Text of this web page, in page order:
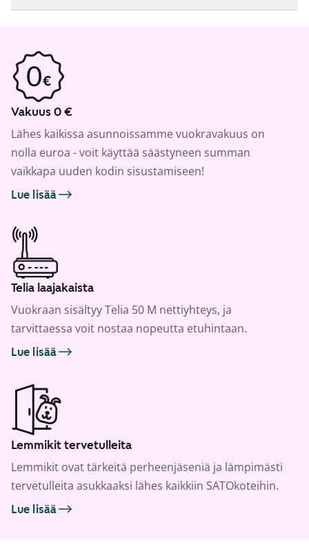
Vakuus 0 €
Lähes kaikissa asunnoissamme vuokravakuus on
nolla euroa - voit käyttää säästyneen summan
vaikkapa uuden kodin sisustamiseen!
Lue lisää
Telia laajakaista
Vuokraan sisältyy Telia 50 M nettiyhteys, ja
tarvittaessa voit nostaa nopeutta etuhintaan.
Lue lisää
Lemmikit tervetulleita
Lemmikit ovat tärkeitä perheenjäseniä ja lämpimästi
tervetulleita asukkaaksi lähes kaikkiin SATOkoteihin.
Lue lisää